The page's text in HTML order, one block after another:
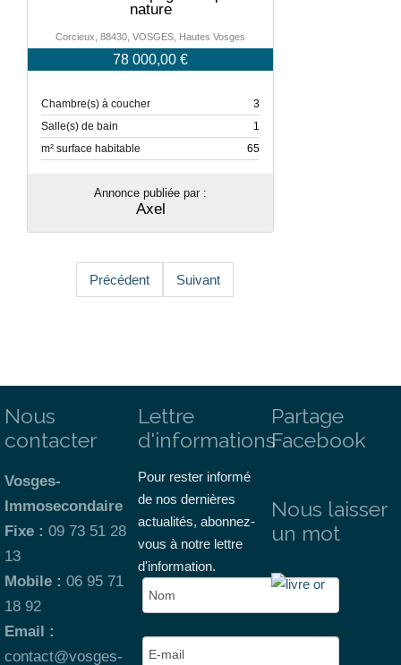
nature
Corcieux, 88430, VOSGES, Hautes Vosges
78 000,00 €
Chambre(s) à coucher
3
Salle(s) de bain
1
m² surface habitable
65
Annonce publiée par :
Axel
Précédent Suivant
Nous
contacter
Vosges-
Immosecondaire
Fixe : 09 73 51 28
13
Mobile : 06 95 71
18 92
Email :
contact@vosges-
Lettre
d'informations
Pour rester informé
de nos dernières
actualités, abonnez-
vous à notre lettre
d'information.
Partage
Facebook
Nous laisser
un mot